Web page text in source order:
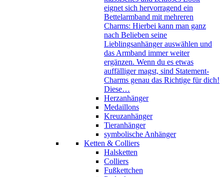
eignet sich hervorragend ein
Bettelarmband mit mehreren
Charms: Hierbei kann man ganz
nach Belieben seine
Lieblingsanhänger auswählen und
das Armband immer weiter
ergänzen. Wenn du es etwas
auffälliger magst, sind Statement-
Charms genau das Richtige für dich!
Diese…
Herzanhänger
Medaillons
Kreuzanhänger
Tieranhänger
symbolische Anhänger
Ketten & Colliers
Halsketten
Colliers
Fußkettchen